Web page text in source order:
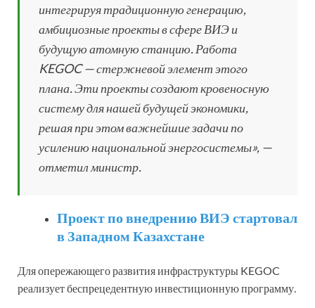
интегрируя традиционную генерацию,
амбициозные проекты в сфере ВИЭ и
будущую атомную станцию. Работа
KEGOC — стержневой элемент этого
плана. Эти проекты создают кровеносную
систему для нашей будущей экономики,
решая при этом важнейшие задачи по
усилению национальной энергосистемы», —
отметил министр.
Проектпо внедрению ВИЭ стартовал
в Западном Казахстане
Для опережающего развития инфраструктуры KEGOC
реализует беспрецедентную инвестиционную программу.